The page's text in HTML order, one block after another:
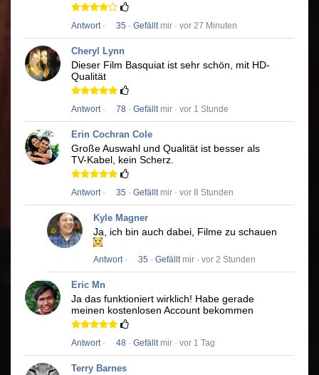
Antwort· 35 · Gefälltmir · vor 27 Minuten
Cheryl Lynn
Dieser Film Basquiat ist sehr schön, mit HD-
Qualität
Antwort· 78 · Gefälltmir · vor 1 Stunde
Erin Cochran Cole
Große Auswahl und Qualität ist besser als
TV-Kabel, kein Scherz.
Antwort· 35 · Gefälltmir · vor 8 Stunden
Kyle Magner
Ja, ich bin auch dabei, Filme zu schauen
Antwort· 35 · Gefälltmir · vor 2 Stunden
Eric Mn
Ja das funktioniert wirklich! Habe gerade
meinen kostenlosen Account bekommen
Antwort· 48 · Gefälltmir · vor 1 Tag
Terry Barnes